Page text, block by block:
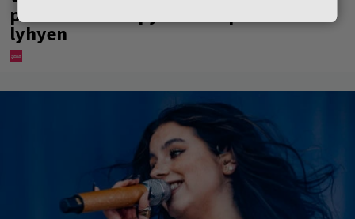
poliisimoottoripyörä teki paosta
lyhyen